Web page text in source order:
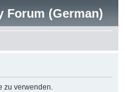
Forum (German)
zu verwenden.